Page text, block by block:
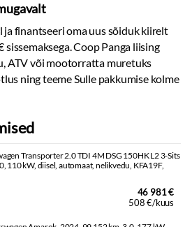
finantseeri oma uus sõiduk kiirelt
sissemaksega. Coop Panga liising
ATV või mootorratta muretuks
ning teeme Sulle pakkumise kolme
46 981 €
508 €/kuus